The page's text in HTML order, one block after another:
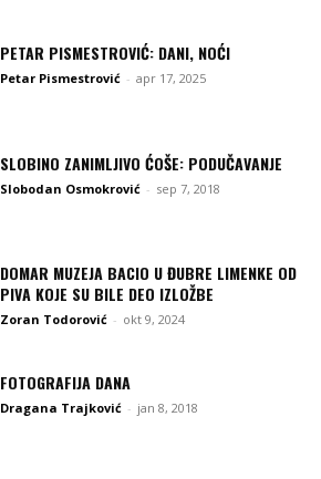
PETAR PISMESTROVIĆ: DANI, NOĆI
Petar Pismestrović - apr 17, 2025
SLOBINO ZANIMLJIVO ĆOŠE: PODUČAVANJE
Slobodan Osmokrović - sep 7, 2018
DOMAR MUZEJA BACIO U ĐUBRE LIMENKE OD
PIVA KOJE SU BILE DEO IZLOŽBE
Zoran Todorović - okt 9, 2024
FOTOGRAFIJA DANA
Dragana Trajković - jan 8, 2018